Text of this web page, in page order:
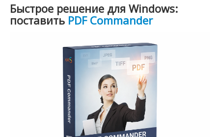
Быстрое решение для Windows:
поставить PDF Commander